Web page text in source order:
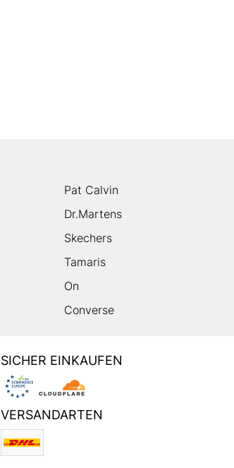
Pat Calvin
Dr.Martens
Skechers
Tamaris
On
Converse
SICHER EINKAUFEN
VERSANDARTEN